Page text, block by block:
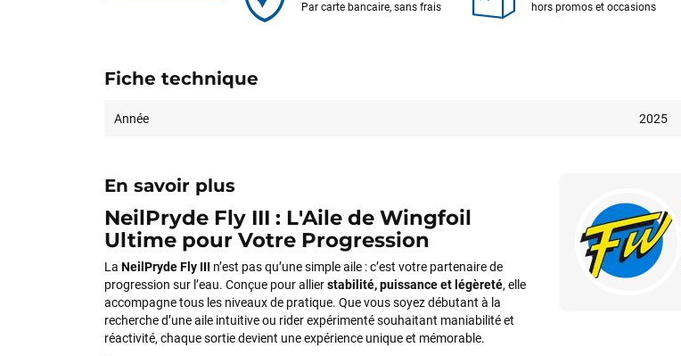
Par carte bancaire, sans frais hors promos et occasions
Fiche technique
Année 2025
En savoir plus
NeilPryde Fly III : L'Aile de Wingfoil
Ultime pour Votre Progression
La NeilPryde Fly III n’est pas qu’une simple aile : c’est votre partenaire de
progression sur l’eau. Conçue pour allierstabilité, puissance et légèreté, elle
accompagne tous les niveaux de pratique. Que vous soyez débutant à la
recherche d’une aile intuitive ou rider expérimenté souhaitant maniabilité et
réactivité, chaque sortie devient une expérience unique et mémorable.